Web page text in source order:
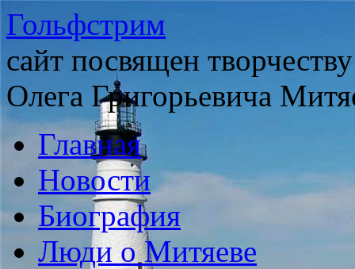
Гольфстрим
сайт посвящен
Олега Григорьевича
Главная
Новости
Биография
Люди о Митяеве